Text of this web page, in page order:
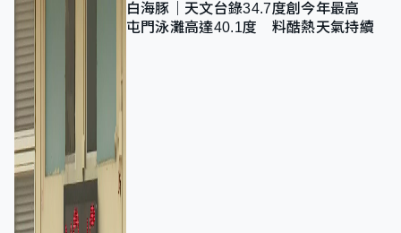
白海豚｜天文台錄34.7度創今年最高
屯門泳灘高達40.1度 料酷熱天氣持續